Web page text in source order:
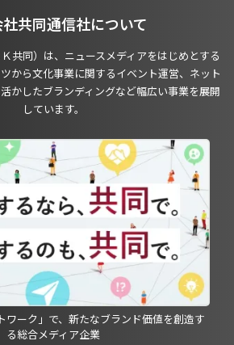
共同通信社について
共同）は、ニュースメディアをはじめとする
から文化事業に関するイベント運営、ネット
かしたブランディングなど幅広い事業を展開
しています。
ワーク」で、新たなブランド価値を創造す
る総合メディア企業